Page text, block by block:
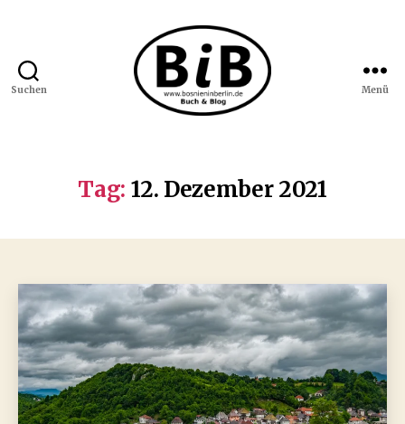
Suchen Menü
Tag: 12. Dezember 2021